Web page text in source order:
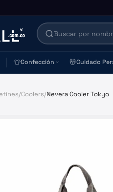
👕Confección 💆Cuidado
/Coolers/Nevera Cooler Tokyo